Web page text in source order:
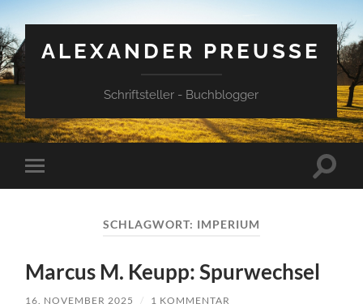
ALEXANDER PREUSSE
Schriftsteller - Buchblogger
Mobile-
Menü
SCHLAGWORT: IMPERIUM
Marcus M. Keupp: Spurwechsel
16. NOVEMBER 2025 / 1 KOMMENTAR